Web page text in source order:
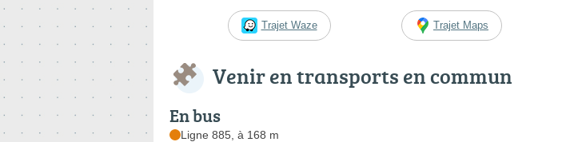
Trajet Waze Trajet Maps
Venir en transports en commun
En bus
Ligne 885, à 168 m